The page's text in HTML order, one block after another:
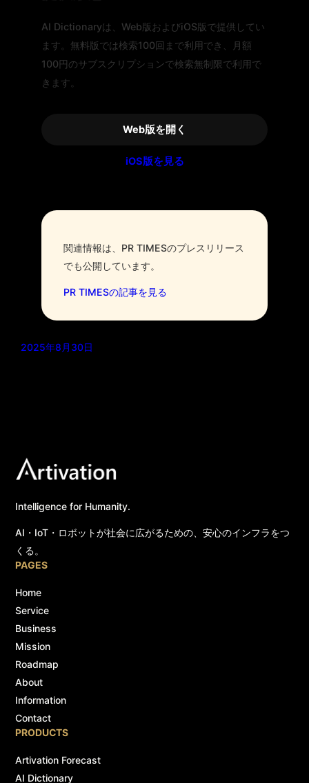
AI Dictionaryは、Web版およびiOS版で提供してい
ます。無料版では検索100回まで利用でき、月額
100円のサブスクリプションで検索無制限で利用で
きます。
Web版を開く
iOS版を見る
関連情報は、PR TIMESのプレスリリース
でも公開しています。
PR TIMESの記事を見る
2025年8月30日
Intelligence for Humanity.
AI・IoT・ロボットが社会に広がるための、安心のインフラをつ
くる。
PAGES
Home
Service
Business
Mission
Roadmap
About
Information
Contact
PRODUCTS
Artivation Forecast
AI Dictionary